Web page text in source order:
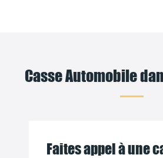
Casse Automobile
Faites appel à une